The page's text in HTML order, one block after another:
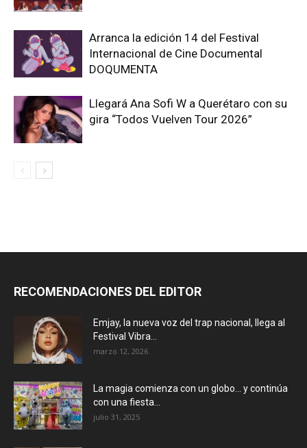
Arranca la edición 14 del Festival
Internacional de Cine Documental
DOQUMENTA
Llegará Ana Sofi W a Querétaro con su
gira “Todos Vuelven Tour 2026”
RECOMENDACIONES DEL EDITOR
Emjay, la nueva voz del trap nacional, llega al
Festival Vibra...
marzo 12, 2026
La magia comienza con un globo… y continúa
con una fiesta...
julio 31, 2025